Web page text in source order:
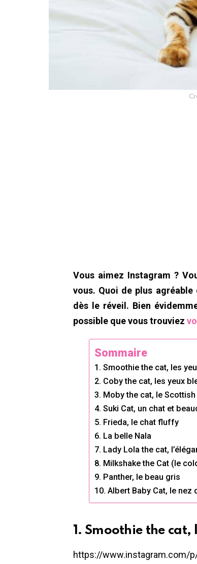
Vous aimez Instagram ?
vous. Quoi de plus
dès le réveil. Bien
possible que vous trouviez
Sommaire
1. Smoothie the cat, les
2. Coby the cat, les yeux
3. Moby the cat, le
4. Suki Cat, un chat et
5. Frieda, le chat fluffy
6. La belle Nala
7. Lady Lola the cat,
8. Milkshake the Cat (le
9. Panther, le beau gris
10. Albert Baby Cat, le nez
1. Smoothie the cat,
https://www.instagram.com/